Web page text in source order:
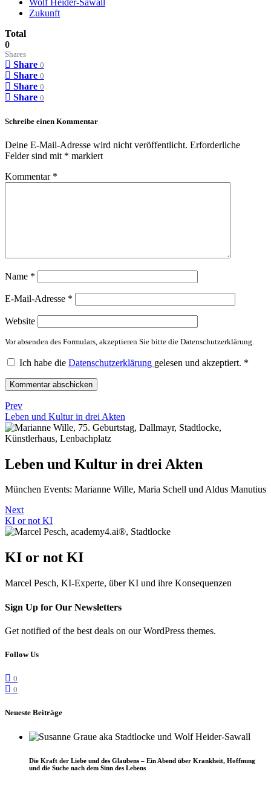
Wolf Heider-Sawall
Zukunft
Total
0
Shares
Share 0
Share 0
Share 0
Share 0
Schreibe einen Kommentar
Deine E-Mail-Adresse wird nicht veröffentlicht. Erforderliche
Felder sind mit * markiert
Kommentar *
Name *
E-Mail-Adresse *
Website
Vor absenden des Formulars, akzeptieren Sie bitte die Datenschutzerklärung.
Ich habe die Datenschutzerklärung gelesen und akzeptiert. *
Prev
Leben und Kultur in drei Akten
Leben und Kultur in drei Akten
München Events: Marianne Wille, Maria Schell und Aldus Manutius
Next
KI or not KI
KI or not KI
Marcel Pesch, KI-Experte, über KI und ihre Konsequenzen
Sign Up for Our Newsletters
Get notified of the best deals on our WordPress themes.
Follow Us
0
0
Neueste Beiträge
Die Kraft der Liebe und des Glaubens – Ein Abend über Krankheit, Hoffnung
und die Suche nach dem Sinn des Lebens